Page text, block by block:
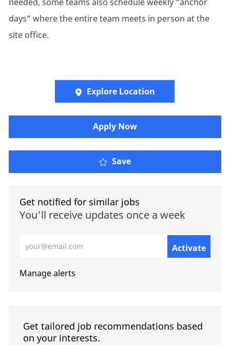
days” where the entire team meets in person at the
site office.
Explore Location
​​​Apply Now
Save
Get notified for similar jobs
You'll receive updates once a week
Activate
Manage alerts
Get tailored job recommendations based
on your interests.